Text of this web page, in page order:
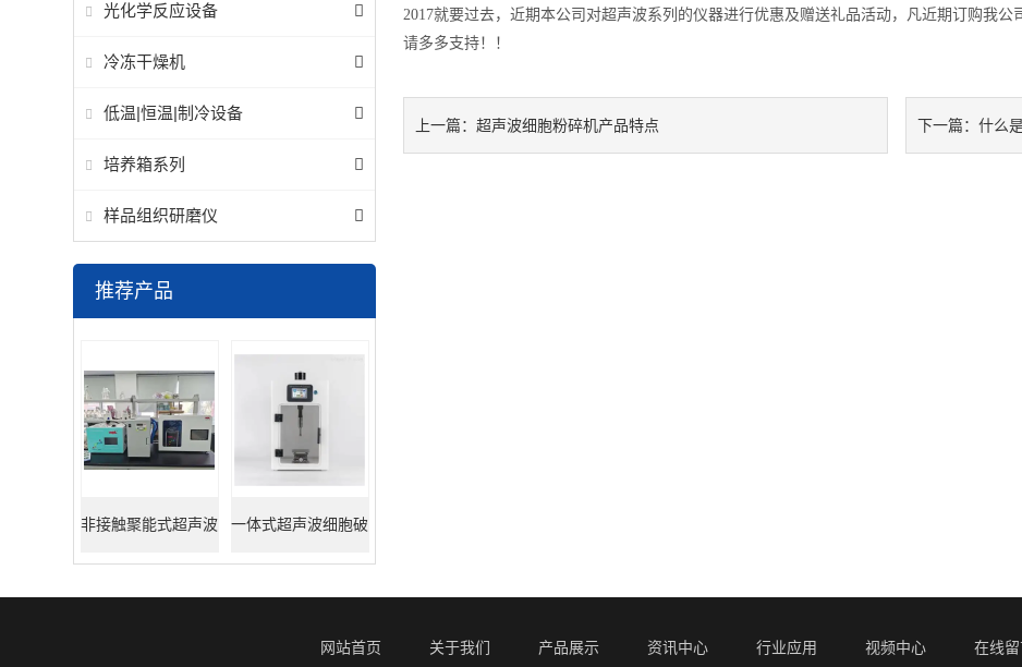
光化学反应设备
冷冻干燥机
低温|恒温|制冷设备
培养箱系列
样品组织研磨仪
推荐产品
非接触聚能式超声波 一体式超声波细胞破
2017就要过去，近期本公司对超声波系列的仪器进行优惠及赠送礼品活动，凡近期订购我
请多多支持！！
上一篇： 超声波细胞粉碎机产品特点 下一篇：什么
网站首页 关于我们 产品展示 资讯中心 行业应用 视频中心 在线